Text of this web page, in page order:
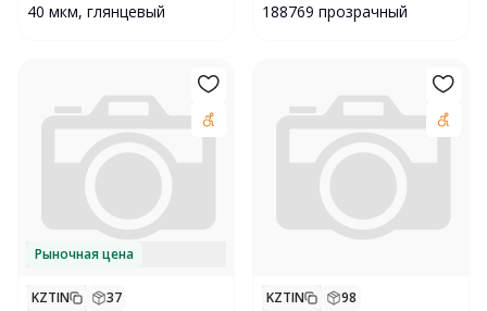
40 мкм, глянцевый 188769 прозрачный
Рыночная цена
KZTIN 37 KZTIN 98